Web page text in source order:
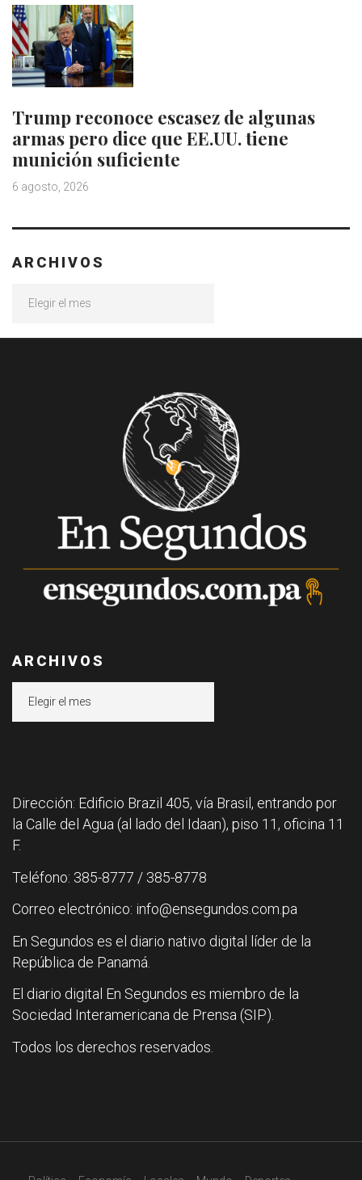
Trump reconoce escasez de algunas
armas pero dice que EE.UU. tiene
munición suficiente
6 agosto, 2026
ARCHIVOS
ARCHIVOS
Dirección: Edificio Brazil 405, vía Brasil, entrando por
la Calle del Agua (al lado del Idaan), piso 11, oficina 11
F.
Teléfono: 385-8777 / 385-8778
Correo electrónico: info@ensegundos.com.pa
En Segundos es el diario nativo digital líder de la
República de Panamá.
El diario digital En Segundos es miembro de la
Sociedad Interamericana de Prensa (SIP).
Todos los derechos reservados.